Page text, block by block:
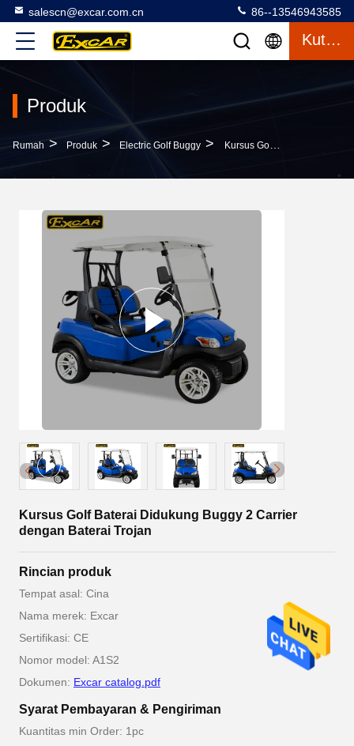
salescn@excar.com.cn 86--13546943585
Kutipan
Produk
Rumah > Produk > Electric Golf Buggy > Kursus Golf Baterai Didukung Buggy 2 Carrier Dengan Baterai Trojan
Kursus Golf Baterai Didukung Buggy 2 Carrier
dengan Baterai Trojan
Rincian produk
Tempat asal: Cina
Nama merek: Excar
Sertifikasi: CE
Nomor model: A1S2
Dokumen: Excar catalog.pdf
Syarat Pembayaran & Pengiriman
Kuantitas min Order: 1pc